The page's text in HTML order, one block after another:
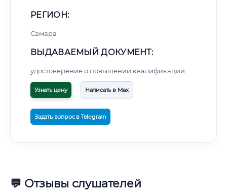
РЕГИОН:
Самара
ВЫДАВАЕМЫЙ ДОКУМЕНТ:
удостоверение о повышении квалификации
Узнать цену Написать в Max
Задать вопрос в Telegram
💬 Отзывы слушателей